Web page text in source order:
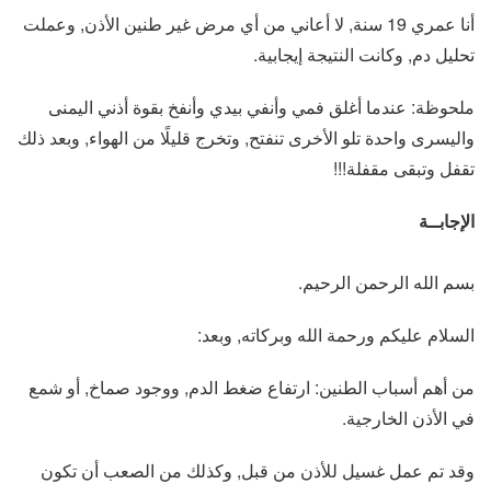
أنا عمري 19 سنة, لا أعاني من أي مرض غير طنين الأذن, وعملت
تحليل دم, وكانت النتيجة إيجابية.
ملحوظة: عندما أغلق فمي وأنفي بيدي وأنفخ بقوة أذني اليمنى
واليسرى واحدة تلو الأخرى تنفتح, وتخرج قليلًا من الهواء, وبعد ذلك
تقفل وتبقى مقفلة!!!
الإجابــة
بسم الله الرحمن الرحيم.
السلام عليكم ورحمة الله وبركاته, وبعد:
من أهم أسباب الطنين: ارتفاع ضغط الدم, ووجود صماخ, أو شمع
في الأذن الخارجية.
وقد تم عمل غسيل للأذن من قبل, وكذلك من الصعب أن تكون